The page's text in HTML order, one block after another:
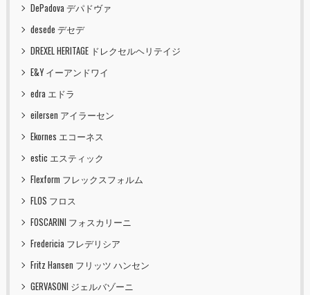
DePadova デパドヴァ
desede デセデ
DREXEL HERITAGE ドレクセルヘリテイジ
E&Y イーアンドワイ
edra エドラ
eilersen アイラーセン
Ekornes エコーネス
estic エスティック
Flexform フレックスフォルム
FLOS フロス
FOSCARINI フォスカリーニ
Fredericia フレデリシア
Fritz Hansen フリッツ ハンセン
GERVASONI ジェルバゾーニ